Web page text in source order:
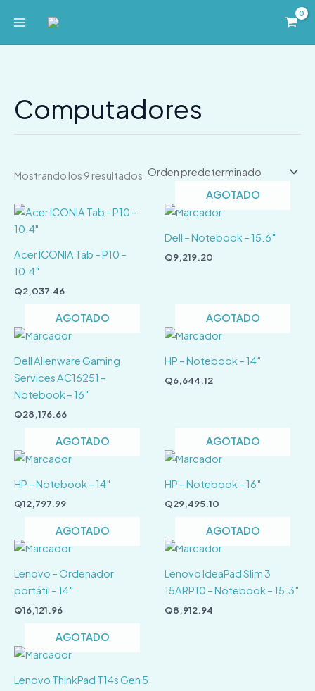
Computadores
Mostrando los 9 resultados
Acer ICONIA Tab – P10 –
10.4″
Q2,037.46
AGOTADO
Dell – Notebook – 15.6″
Q9,219.20
AGOTADO
Dell Alienware Gaming
Services AC16251 –
Notebook – 16″
Q28,176.66
AGOTADO
HP – Notebook – 14″
Q6,644.12
AGOTADO
HP – Notebook – 14″
Q12,797.99
AGOTADO
HP – Notebook – 16″
Q29,495.10
AGOTADO
Lenovo – Ordenador
portátil – 14″
Q16,121.96
AGOTADO
Lenovo IdeaPad Slim 3
15ARP10 – Notebook – 15.3″
Q8,912.94
AGOTADO
Lenovo ThinkPad T14s Gen 5